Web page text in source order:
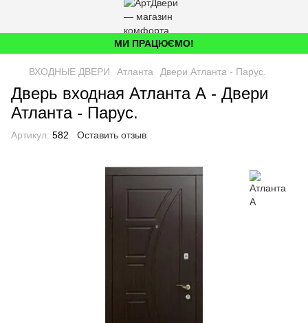
МИ ПРАЦЮЄМО!
ВХОДНЫЕ ДВЕРИ Атланта Двери Атланта - Парус.
Дверь входная Атланта А - Двери
Атланта - Парус.
Артикул: 582 Оставить отзыв